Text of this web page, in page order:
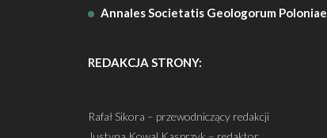
Annales Societatis Geologorum Poloniae
REDAKCJA STRONY:
Rafał Sikora – przewodniczący redakcji